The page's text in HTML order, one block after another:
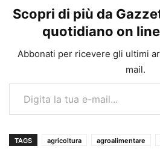
Scopri di più da
quotidiano on
Abbonati per ricevere gli ultimi
mail.
Digita la tua e-mail...
TAGS agricoltura agroalimentare